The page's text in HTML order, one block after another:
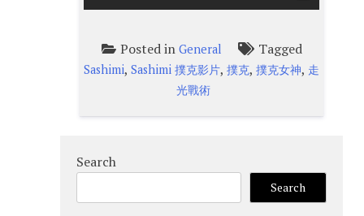
Posted in General Tagged
Sashimi,Sashimi 撲克影片,撲克,撲克女神, 走
光戰術
Search
Search